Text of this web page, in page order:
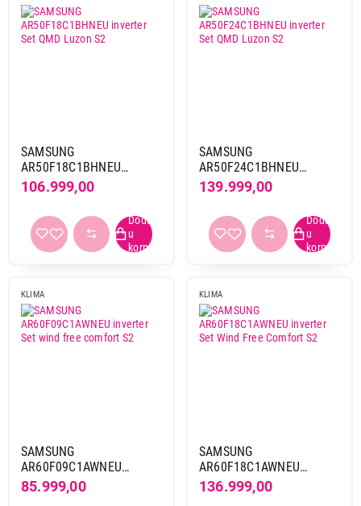
SAMSUNG
AR50F18C1BHNEU
inverter Set QMD Luzon
106.999,00
SAMSUNG
AR50F24C1BHNEU
inverter Set QMD Luzon
139.999,00
KLIMA
SAMSUNG
AR60F09C1AWNEU
inverter Set wind free
comfort S2
85.999,00
KLIMA
SAMSUNG
AR60F18C1AWNEU
inverter Set Wind Free
Comfort S2
136.999,00